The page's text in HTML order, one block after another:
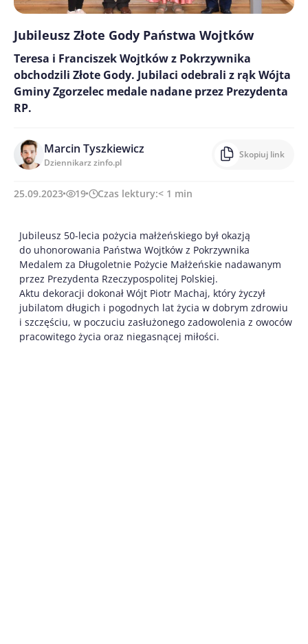
Jubileusz Złote Gody Państwa Wojtków
Teresa i Franciszek Wojtków z Pokrzywnika
obchodzili Złote Gody. Jubilaci odebrali z rąk Wójta
Gminy Zgorzelec medale nadane przez Prezydenta
RP.
Marcin Tyszkiewicz
Dziennikarz zinfo.pl
Skopiuj link
25.09.2023 19 Czas lektury:< 1 min
Jubileusz 50-lecia pożycia małżeńskiego był okazją
do uhonorowania Państwa Wojtków z Pokrzywnika
Medalem za Długoletnie Pożycie Małżeńskie nadawanym
przez Prezydenta Rzeczypospolitej Polskiej.
Aktu dekoracji dokonał Wójt Piotr Machaj, który życzył
jubilatom długich i pogodnych lat życia w dobrym zdrowiu
i szczęściu, w poczuciu zasłużonego zadowolenia z owoców
pracowitego życia oraz niegasnącej miłości.